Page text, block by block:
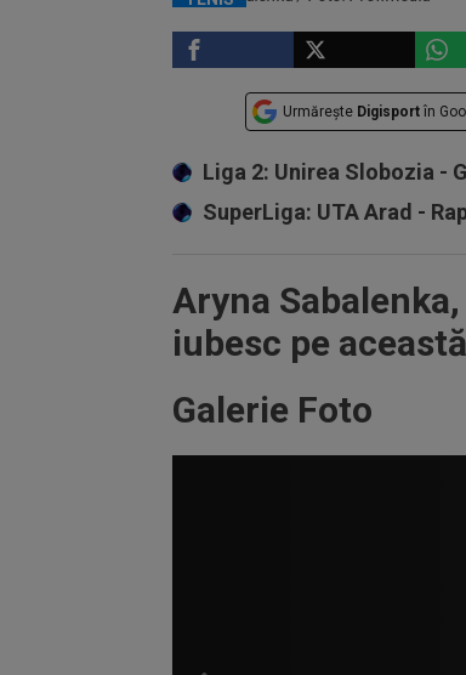
Urmărește Digisport în
Liga 2: Unirea Slobozia -
SuperLiga: UTA Arad -
Aryna
iubesc pe
Galerie Foto